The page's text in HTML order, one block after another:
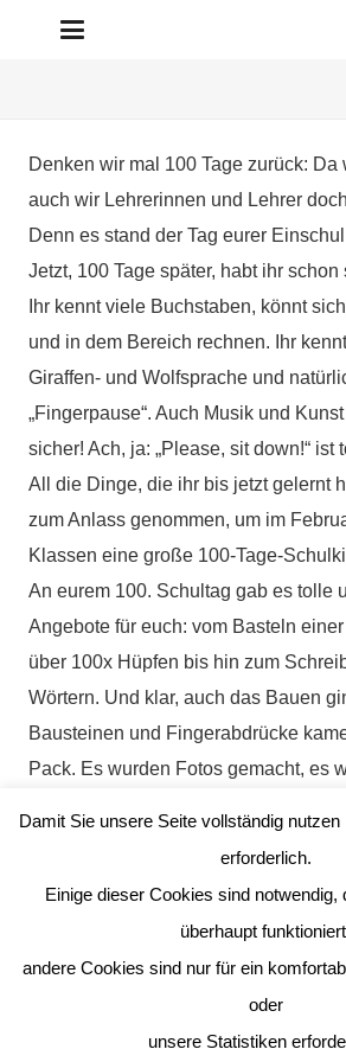
Denken wir mal 100 Tage zurück: Da
auch wir Lehrerinnen und Lehrer
Denn es stand der Tag eurer
Jetzt, 100 Tage später, habt ihr
Ihr kennt viele Buchstaben, könnt
und in dem Bereich rechnen. Ihr
Giraffen- und Wolfsprache und
„Fingerpause“. Auch Musik und
sicher! Ach, ja: „Please, sit down!“ ist
All die Dinge, die ihr bis jetzt gelernt
zum Anlass genommen, um im
Klassen eine große 100-Tage-
An eurem 100. Schultag gab es tolle
Angebote für euch: vom Basteln
über 100x Hüpfen bis hin zum
Wörtern. Und klar, auch das Bauen
Bausteinen und Fingerabdrücke
Pack. Es wurden Fotos gemacht, es
traut) schon auf die nächsten 100
MosaikSchule Eitorf+Harmonie.
Damit Sie unsere Seite vollständig
erforderlich.
Einige dieser Cookies sind notwendig,
überhaupt
andere Cookies sind nur für ein
oder
unsere Statistiken